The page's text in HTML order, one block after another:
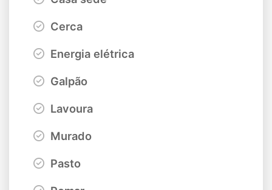
Cerca
Energia elétrica
Galpão
Lavoura
Murado
Pasto